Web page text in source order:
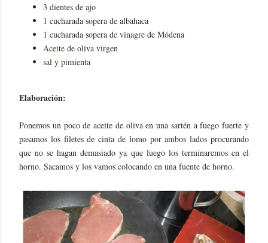
3 dientes de ajo
1 cucharada sopera de albahaca
1 cucharada sopera de vinagre de Módena
Aceite de oliva virgen
sal y pimienta
Elaboración:
Ponemos un poco de aceite de oliva en una sartén a fuego fuerte y
pasamos los filetes de cinta de lomo por ambos lados procurando
que no se hagan demasiado ya que luego los terminaremos en el
horno. Sacamos y los vamos colocando en una fuente de horno.